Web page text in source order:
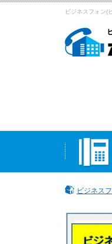
ビジネスフォン(
ビジネス